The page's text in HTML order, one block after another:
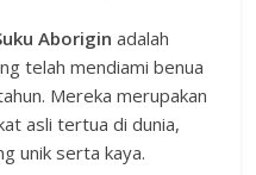
Aborigin adalah
telah mendiami benua
Mereka merupakan
asli tertua di dunia,
unik serta kaya.